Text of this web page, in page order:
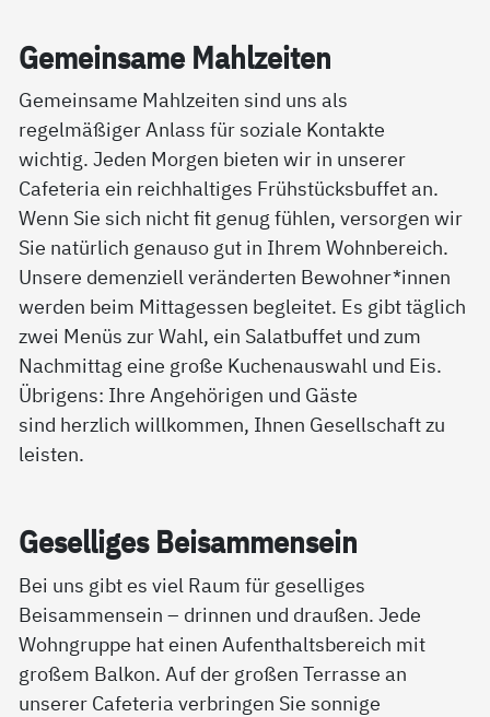
Ge­mein­sa­me Mahl­zei­ten
Gemeinsame Mahlzeiten sind uns als
regelmäßiger Anlass für soziale Kontakte
wichtig. Jeden Morgen bieten wir in unserer
Cafeteria ein reichhaltiges Frühstücksbuffet an.
Wenn Sie sich nicht fit genug fühlen, versorgen wir
Sie natürlich genauso gut in Ihrem Wohnbereich.
Unsere demenziell veränderten Bewohner*innen
werden beim Mittagessen begleitet. Es gibt täglich
zwei Menüs zur Wahl, ein Salatbuffet und zum
Nachmittag eine große Kuchenauswahl und Eis.
Übrigens: Ihre Angehörigen und Gäste
sind herzlich willkommen, Ihnen Gesellschaft zu
leisten.
Ge­sel­li­ges Bei­sam­men­sein
Bei uns gibt es viel Raum für geselliges
Beisammensein – drinnen und draußen. Jede
Wohngruppe hat einen Aufenthaltsbereich mit
großem Balkon. Auf der großen Terrasse an
unserer Cafeteria verbringen Sie sonnige